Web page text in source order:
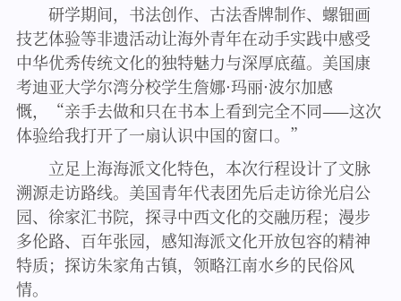
研学期间，书法创作、古法香牌制作、螺钿画
技艺体验等非遗活动让海外青年在动手实践中感受
中华优秀传统文化的独特魅力与深厚底蕴。美国康
考迪亚大学尔湾分校学生詹娜·玛丽·波尔加感
慨，“亲手去做和只在书本上看到完全不同——这次
体验给我打开了一扇认识中国的窗口。”
立足上海海派文化特色，本次行程设计了文脉
溯源走访路线。美国青年代表团先后走访徐光启公
园、徐家汇书院，探寻中西文化的交融历程；漫步
多伦路、百年张园，感知海派文化开放包容的精神
特质；探访朱家角古镇，领略江南水乡的民俗风
情。